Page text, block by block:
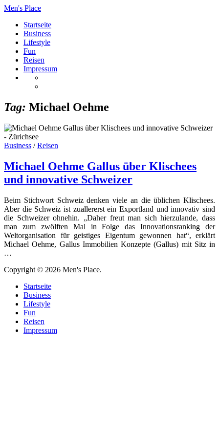
Men's Place
Startseite
Business
Lifestyle
Fun
Reisen
Impressum
Tag: Michael Oehme
Business /Reisen
Michael Oehme Gallus über Klischees
und innovative Schweizer
Beim Stichwort Schweiz denken viele an die üblichen Klischees.
Aber die Schweiz ist zuallererst ein Exportland und innovativ sind
die Schweizer ohnehin. „Daher freut man sich hierzulande, dass
man zum zwölften Mal in Folge das Innovationsranking der
Weltorganisation für geistiges Eigentum gewonnen hat“, erklärt
Michael Oehme, Gallus Immobilien Konzepte (Gallus) mit Sitz in
…
Copyright © 2026 Men's Place.
Startseite
Business
Lifestyle
Fun
Reisen
Impressum